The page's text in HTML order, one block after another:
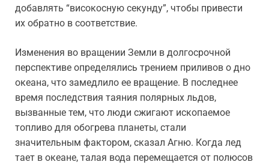
добавлять “високосную секунду”, чтобы привести
их обратно в соответствие.
Изменения во вращении Земли в долгосрочной
перспективе определялись трением приливов о дно
океана, что замедлило ее вращение. В последнее
время последствия таяния полярных льдов,
вызванные тем, что люди сжигают ископаемое
топливо для обогрева планеты, стали
значительным фактором, сказал Агню. Когда лед
тает в океане, талая вода перемещается от полюсов